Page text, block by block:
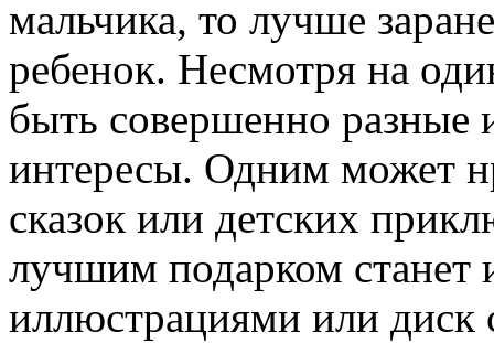
мальчика, то лучше
ребенок. Несмотря на
быть совершенно
интересы. Одним может
сказок или детских
лучшим подарком станет
иллюстрациями или